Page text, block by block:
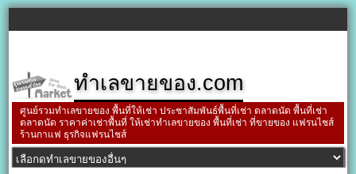
ทำเลขายของ.com
ศูนย์รวมทำเลขายของ พื้นที่ให้เช่า ประชาสัมพันธ์พื้นที่เช่า ตลาดนัด พื้นที่เช่า
ตลาดนัด ราคาค่าเช่าพื้นที่ ให้เช่าทำเลขายของ พื้นที่เช่า ที่ขายของ แฟรนไชส์
ร้านกาแฟ ธุรกิจแฟรนไชส์